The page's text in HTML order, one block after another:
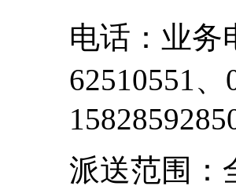
电话：业务
62510551
派送范围：